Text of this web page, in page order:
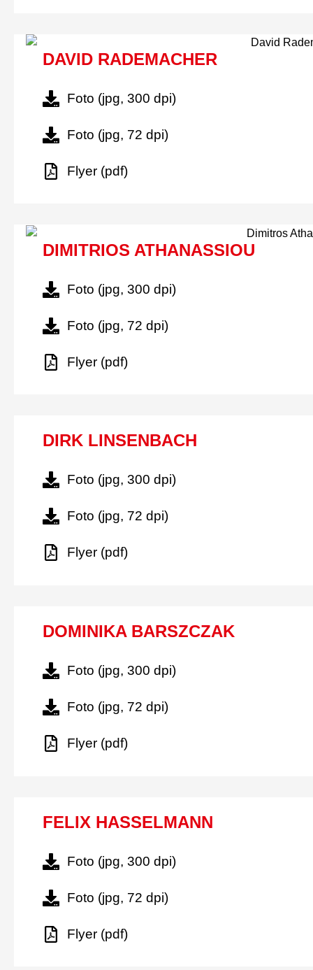
DAVID RADEMACHER
Foto (jpg, 300 dpi)
Foto (jpg, 72 dpi)
Flyer (pdf)
DIMITRIOS ATHANASSIOU
Foto (jpg, 300 dpi)
Foto (jpg, 72 dpi)
Flyer (pdf)
DIRK LINSENBACH
Foto (jpg, 300 dpi)
Foto (jpg, 72 dpi)
Flyer (pdf)
DOMINIKA BARSZCZAK
Foto (jpg, 300 dpi)
Foto (jpg, 72 dpi)
Flyer (pdf)
FELIX HASSELMANN
Foto (jpg, 300 dpi)
Foto (jpg, 72 dpi)
Flyer (pdf)